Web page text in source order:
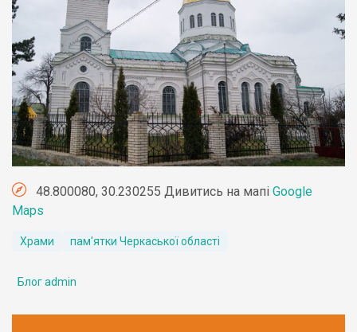
48.800080, 30.230255 Дивитись на мапі Google
Maps
Храми пам'ятки Черкаської області
Блог admin